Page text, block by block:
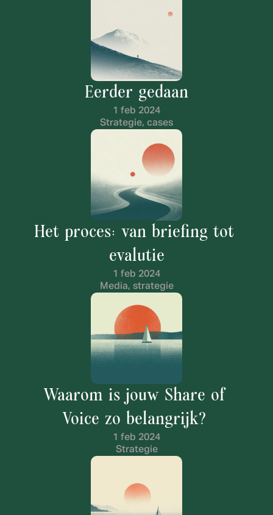
Eerder gedaan
1 feb 2024
Strategie, cases
Het proces: van briefing tot
evalutie
1 feb 2024
Media, strategie
Waarom is jouw Share of
Voice zo belangrijk?
1 feb 2024
Strategie